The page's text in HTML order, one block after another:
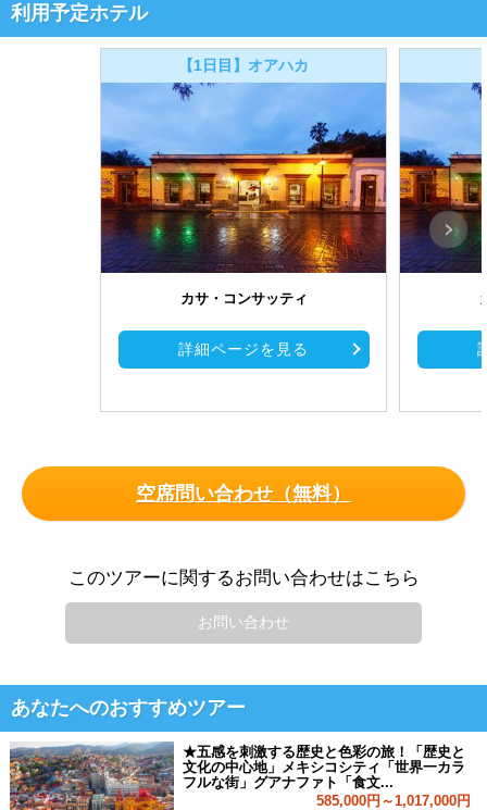
利用予定ホテル
【1日目】オアハカ
カサ・コンサッティ
詳細ページを見る
空席問い合わせ（無料）
このツアーに関するお問い合わせはこちら
お問い合わせ
あなたへのおすすめツアー
★五感を刺激する歴史と色彩の旅！「歴史と
文化の中心地」メキシコシティ「世界一カラ
フルな街」グアナファト「食文...
585,000円～1,017,000円